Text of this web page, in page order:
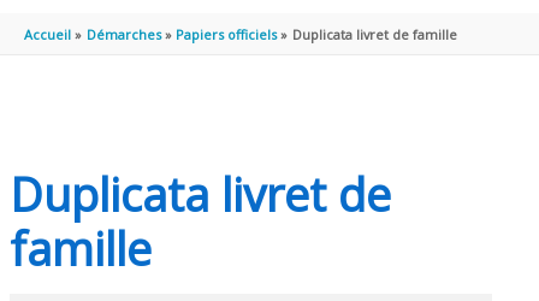
PRINCIPAL
Accueil Démarches Papiers officiels Duplicata livret de famille
Duplicata livret de
famille